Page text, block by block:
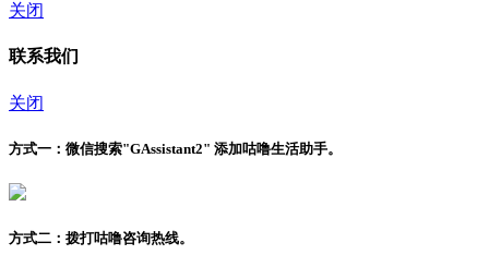
关闭
联系我们
关闭
方式一： 微信搜索"GAssistant2" 添加咕噜生活助手。
方式二： 拨打咕噜咨询热线。